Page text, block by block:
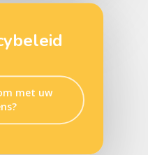
met uw